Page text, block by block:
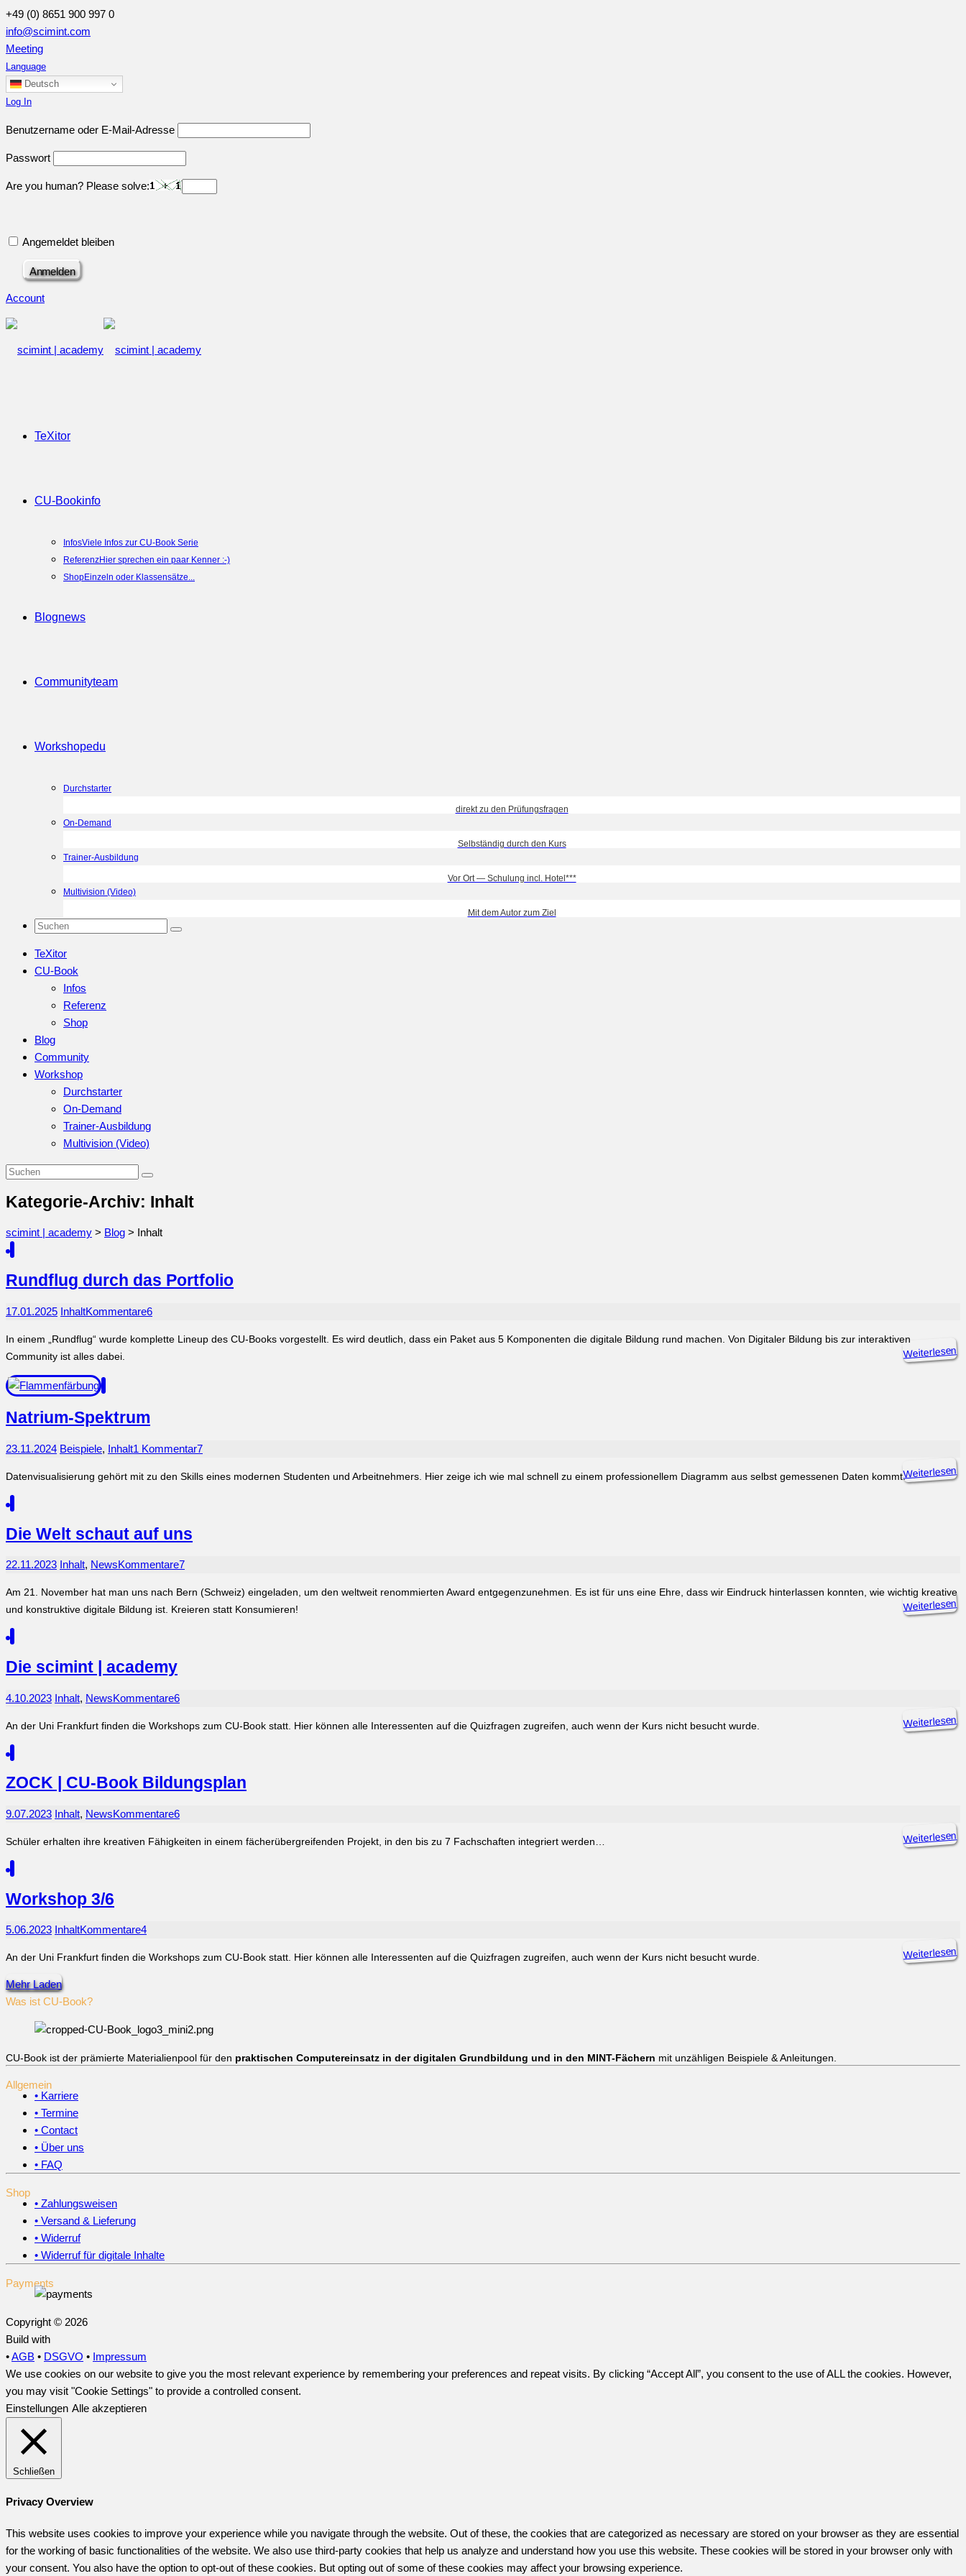
+49 (0) 8651 900 997 0
info@scimint.com
Meeting
Language
Deutsch
Log In
Benutzername oder E-Mail-Adresse
Passwort
Are you human? Please solve:
Angemeldet bleiben
Account
TeXitor
CU-Bookinfo
InfosViele Infos zur CU-Book Serie
ReferenzHier sprechen ein paar Kenner :-)
ShopEinzeln oder Klassensätze...
Blognews
Communityteam
Workshopedu
Durchstarter
direkt zu den Prüfungsfragen
On-Demand
Selbständig durch den Kurs
Trainer-Ausbildung
Vor Ort — Schulung incl. Hotel***
Multivision (Video)
Mit dem Autor zum Ziel
TeXitor
CU-Book
Infos
Referenz
Shop
Blog
Community
Workshop
Durchstarter
On-Demand
Trainer-Ausbildung
Multivision (Video)
Kategorie-Archiv: Inhalt
scimint | academy > Blog > Inhalt
Rundflug durch das Portfolio
17.01.2025 InhaltKommentare6
In einem „Rundflug“ wurde komplette Lineup des CU-Books vorgestellt. Es wird deutlich, dass ein Paket aus 5 Komponenten die digitale Bildung rund machen. Von Digitaler Bildung bis zur interaktiven
Community ist alles dabei.
Weiterlesen
Natrium-Spektrum
23.11.2024 Beispiele, Inhalt1 Kommentar7
Datenvisualisierung gehört mit zu den Skills eines modernen Studenten und Arbeitnehmers. Hier zeige ich wie mal schnell zu einem professionellem Diagramm aus selbst gemessenen Daten kommt.Weiterlesen
Die Welt schaut auf uns
22.11.2023 Inhalt, NewsKommentare7
Am 21. November hat man uns nach Bern (Schweiz) eingeladen, um den weltweit renommierten Award entgegenzunehmen. Es ist für uns eine Ehre, dass wir Eindruck hinterlassen konnten, wie wichtig kreative
und konstruktive digitale Bildung ist. Kreieren statt Konsumieren!
Weiterlesen
Die scimint | academy
4.10.2023 Inhalt, NewsKommentare6
An der Uni Frankfurt finden die Workshops zum CU-Book statt. Hier können alle Interessenten auf die Quizfragen zugreifen, auch wenn der Kurs nicht besucht wurde. Weiterlesen
ZOCK | CU-Book Bildungsplan
9.07.2023 Inhalt, NewsKommentare6
Schüler erhalten ihre kreativen Fähigkeiten in einem fächerübergreifenden Projekt, in den bis zu 7 Fachschaften integriert werden… Weiterlesen
Workshop 3/6
5.06.2023 InhaltKommentare4
An der Uni Frankfurt finden die Workshops zum CU-Book statt. Hier können alle Interessenten auf die Quizfragen zugreifen, auch wenn der Kurs nicht besucht wurde. Weiterlesen
Mehr Laden
Was ist CU-Book?
CU-Book ist der prämierte Materialienpool für den praktischen Computereinsatz in der digitalen Grundbildung und in den MINT-Fächern mit unzähligen Beispiele & Anleitungen.
Allgemein
• Karriere
• Termine
• Contact
• Über uns
• FAQ
Shop
• Zahlungsweisen
• Versand & Lieferung
• Widerruf
• Widerruf für digitale Inhalte
Payments
Copyright © 2026
Build with
•AGB • DSGVO • Impressum
We use cookies on our website to give you the most relevant experience by remembering your preferences and repeat visits. By clicking “Accept All”, you consent to the use of ALL the cookies. However,
you may visit "Cookie Settings" to provide a controlled consent.
Einstellungen Alle akzeptieren
Schließen
Privacy Overview
This website uses cookies to improve your experience while you navigate through the website. Out of these, the cookies that are categorized as necessary are stored on your browser as they are essential
for the working of basic functionalities of the website. We also use third-party cookies that help us analyze and understand how you use this website. These cookies will be stored in your browser only with
your consent. You also have the option to opt-out of these cookies. But opting out of some of these cookies may affect your browsing experience.